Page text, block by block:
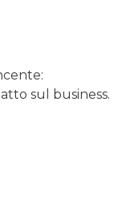
sul business.